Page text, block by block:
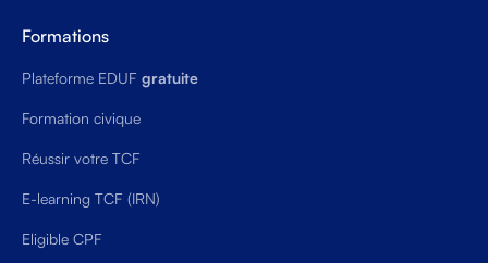
Formations
Plateforme EDUF gratuite
Formation civique
Réussir votre TCF
E-learning TCF (IRN)
Eligible CPF